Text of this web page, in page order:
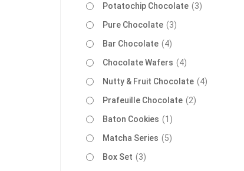
Potatochip Chocolate 3
รายการ
Pure Chocolate 3
รายการ
Bar Chocolate 4
รายการ
Chocolate Wafers 4
รายการ
Nutty & Fruit Chocolate 4
รายการ
Prafeuille Chocolate 2
รายการ
Baton Cookies 1
รายการ
Matcha Series 5
รายการ
Box Set 3
รายการ